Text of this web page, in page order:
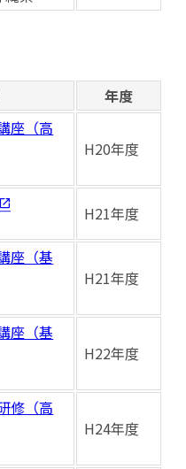
年度
座（高
H20年度
H21年度
座（基
H21年度
座（基
H22年度
修（高
H24年度